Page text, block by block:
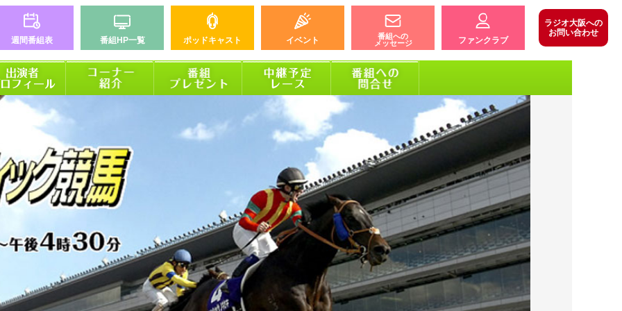
週間番組表 番組HP一覧 ポッドキャスト イベント
番組への
メッセージ
ファンクラブ
ラジオ大阪への
お問い合わせ